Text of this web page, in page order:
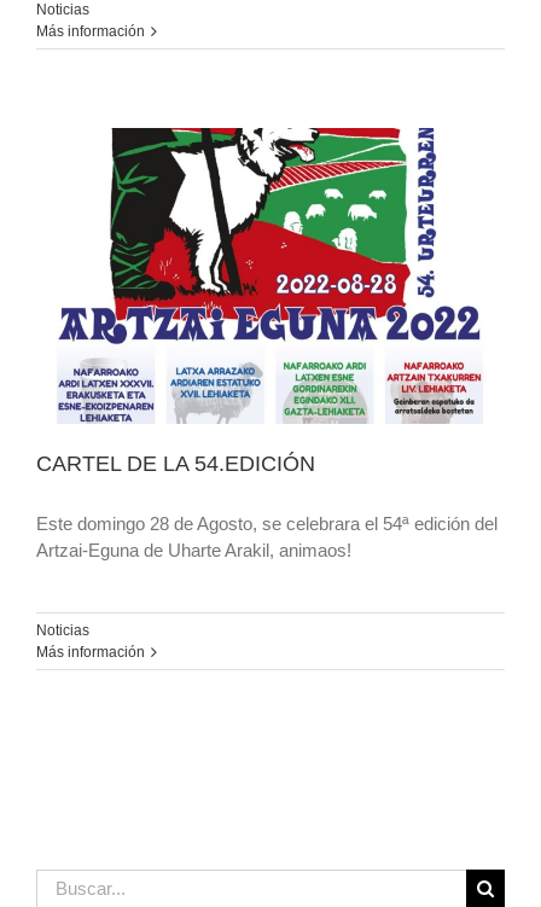
Noticias
Más información
CARTEL DE LA 54.EDICIÓN
Este domingo 28 de Agosto, se celebrara el 54ª edición del
Artzai-Eguna de Uharte Arakil, animaos!
Noticias
Más información
Buscar: